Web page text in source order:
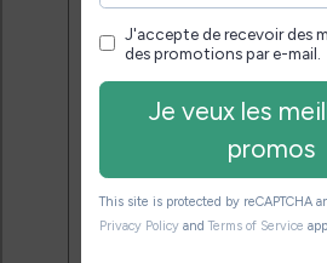
Rejoins 3500
reçoivent chaque
meilleures promos +
pour bien choisir et
liseuse.
Pas de
Service 100% gratuit.
Désinscription en 1